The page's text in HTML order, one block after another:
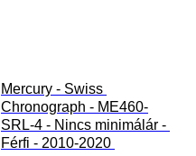
Mercury - Swiss
Chronograph - ME460-
SRL-4 - Nincs minimálár -
Férfi - 2010-2020